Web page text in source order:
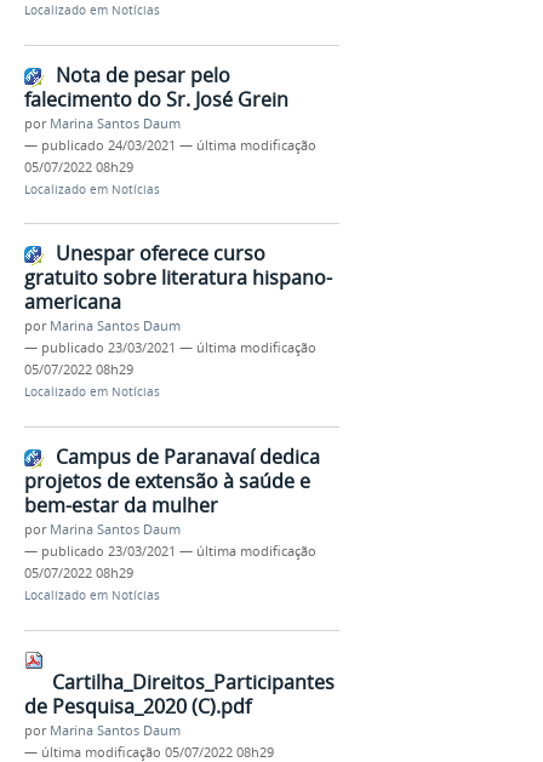
Localizado em Notícias
Nota de pesar pelo
falecimento do Sr. José Grein
por Marina Santos Daum
— publicado 24/03/2021 — última modificação
05/07/2022 08h29
Localizado em Notícias
Unespar oferece curso
gratuito sobre literatura hispano-
americana
por Marina Santos Daum
— publicado 23/03/2021 — última modificação
05/07/2022 08h29
Localizado em Notícias
Campus de Paranavaí dedica
projetos de extensão à saúde e
bem-estar da mulher
por Marina Santos Daum
— publicado 23/03/2021 — última modificação
05/07/2022 08h29
Localizado em Notícias
Cartilha_Direitos_Participantes
de Pesquisa_2020 (C).pdf
por Marina Santos Daum
— última modificação 05/07/2022 08h29